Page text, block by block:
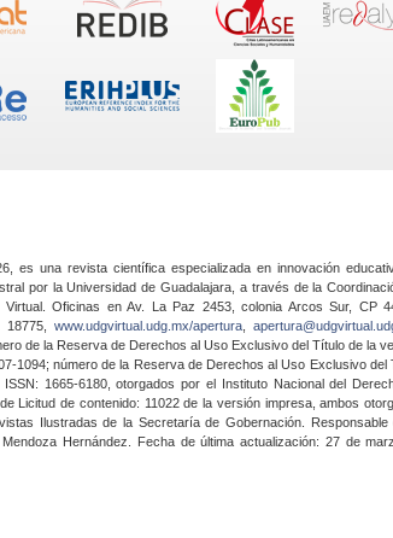
es una revista científica especializada en innovación
por la Universidad de Guadalajara, a través de la
Oficinas en Av. La Paz 2453, colonia Arcos Sur, CP
18775,www.udgvirtual.udg.mx/apertura
de la Reserva de Derechos al Uso Exclusivo del Título de la
1094; número de la Reserva de Derechos al Uso Exclusivo del
1665-6180, otorgados por el Instituto Nacional del
Licitud de contenido: 11022 de la versión impresa, ambos
Ilustradas de la Secretaría de Gobernación. Responsable
Hernández. Fecha de última actualización: 27 de